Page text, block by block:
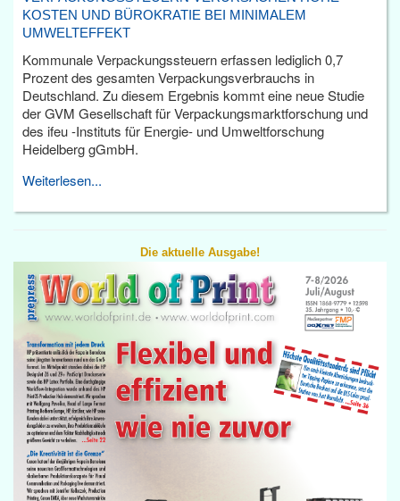
KOSTEN UND BÜROKRATIE BEI MINIMALEM
UMWELTEFFEKT
Kommunale Verpackungssteuern erfassen lediglich 0,7
Prozent des gesamten Verpackungsverbrauchs in
Deutschland. Zu diesem Ergebnis kommt eine neue Studie
der GVM Gesellschaft für Verpackungsmarktforschung und
des ifeu -Instituts für Energie- und Umweltforschung
Heidelberg gGmbH.
Weiterlesen...
Die aktuelle Ausgabe!